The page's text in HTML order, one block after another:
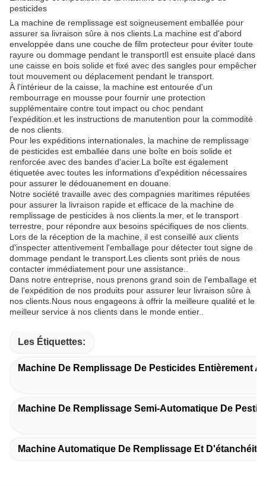
pesticides
La machine de remplissage est soigneusement emballée pour
assurer sa livraison sûre à nos clients.La machine est d'abord
enveloppée dans une couche de film protecteur pour éviter toute
rayure ou dommage pendant le transportIl est ensuite placé dans
une caisse en bois solide et fixé avec des sangles pour empêcher
tout mouvement ou déplacement pendant le transport.
À l'intérieur de la caisse, la machine est entourée d'un
rembourrage en mousse pour fournir une protection
supplémentaire contre tout impact ou choc pendant
l'expédition.et les instructions de manutention pour la commodité
de nos clients.
Pour les expéditions internationales, la machine de remplissage
de pesticides est emballée dans une boîte en bois solide et
renforcée avec des bandes d'acier.La boîte est également
étiquetée avec toutes les informations d'expédition nécessaires
pour assurer le dédouanement en douane.
Notre société travaille avec des compagnies maritimes réputées
pour assurer la livraison rapide et efficace de la machine de
remplissage de pesticides à nos clients.la mer, et le transport
terrestre, pour répondre aux besoins spécifiques de nos clients.
Lors de la réception de la machine, il est conseillé aux clients
d'inspecter attentivement l'emballage pour détecter tout signe de
dommage pendant le transport.Les clients sont priés de nous
contacter immédiatement pour une assistance..
Dans notre entreprise, nous prenons grand soin de l'emballage et
de l'expédition de nos produits pour assurer leur livraison sûre à
nos clients.Nous nous engageons à offrir la meilleure qualité et le
meilleur service à nos clients dans le monde entier..
Les Étiquettes:
Machine De Remplissage De Pesticides Entièrement
Machine De Remplissage Semi-Automatique De
Machine Automatique De Remplissage Et D'étanchéité